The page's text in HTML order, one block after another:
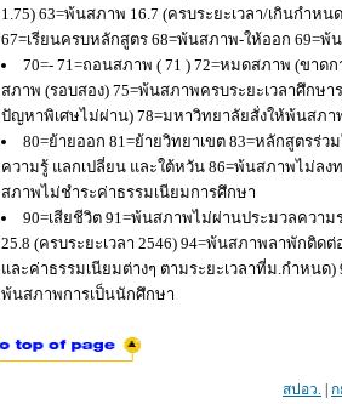
1.75) 63=พ้นสภาพ 16.7 (ครบระยะเวลา/เกินกำ
67=เรียนครบหลักสูตร 68=พ้นสภาพ-ให้ออก 69=
70=- 71=ถอนสภาพ ( 71 ) 72=หมดสภาพ (ขา
สภาพ (รอบสอง) 75=พ้นสภาพครบระยะเวลาศึก
ปัญหาพิเศษไม่ผ่าน) 78=มหาวิทยาลัยสั่งให้พ้นสภ
80=ย้ายออก 81=ย้ายวิทยาเขต 83=หลักสูตรร่
ความรู้ แลกเปลี่ยน และใต้หวัน 86=พ้นสภาพไม่ล
สภาพไม่ชำระค่าธรรมเนียมการศึกษา
90=เสียชีวิต 91=พ้นสภาพไม่ผ่านประมวลควา
25.8 (ครบระยะเวลา 2546) 94=พ้นสภาพลาพักติ
และค่าธรรมเนียมต่างๆ ตามระยะเวลาที่ม.กำหน
พ้นสภาพการเป็นนักศึกษา
สปอว.